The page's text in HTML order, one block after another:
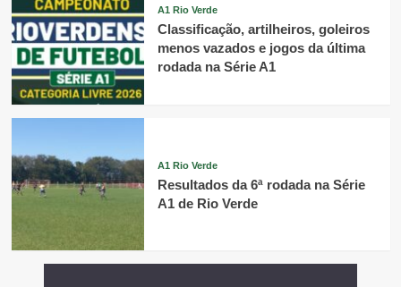
A1 Rio Verde
Classificação, artilheiros, goleiros
menos vazados e jogos da última
rodada na Série A1
A1 Rio Verde
Resultados da 6ª rodada na Série
A1 de Rio Verde